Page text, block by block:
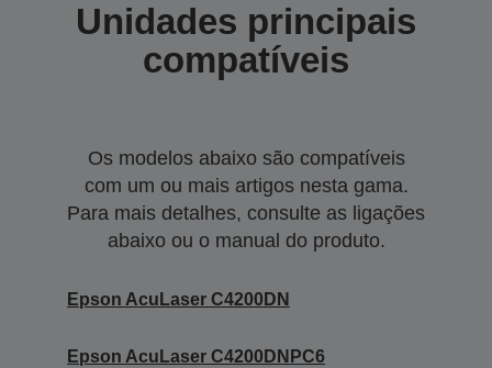
Unidades principais
compatíveis
Os modelos abaixo são compatíveis
com um ou mais artigos nesta gama.
Para mais detalhes, consulte as ligações
abaixo ou o manual do produto.
Epson AcuLaser C4200DN
Epson AcuLaser C4200DNPC6